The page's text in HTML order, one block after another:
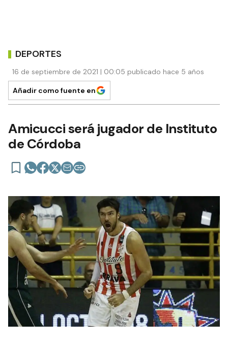
DEPORTES
16 de septiembre de 2021 | 00:05 publicado hace 5 años
Añadir como fuente en
Amicucci será jugador de Instituto
de Córdoba